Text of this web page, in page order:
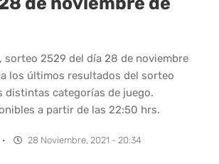
sorteo 2529 del día 28 de noviembre
los últimos resultados del sorteo
distintas categorías de juego.
a partir de las 22:50 hrs.
· 28 Noviembre, 2021 - 20:34